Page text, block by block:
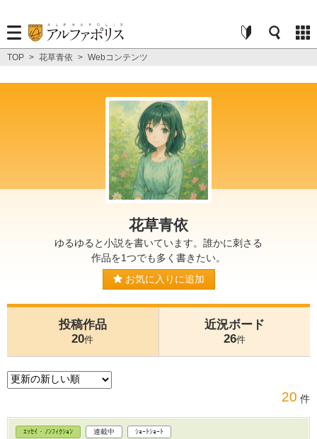
TOP > 花草青依 > Webコンテンツ
花草青依
ゆるゆると小説を書いています。誰かに刺さる
作品を1つでも多く書きたい。
お気に入りに追加
投稿作品
20件
近況ボード
26件
20 件
ｴｯｾｲ・ﾉﾝﾌｨｸｼｮﾝ 連載中 ｼｮｰﾄｼｮｰﾄ